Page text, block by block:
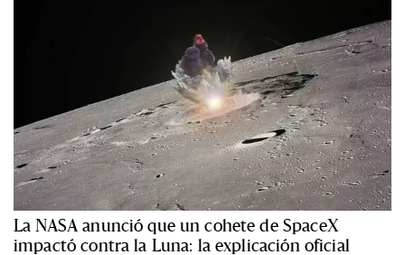
La NASA anunció que un cohete de SpaceX
impactó contra la Luna: la explicación oficial